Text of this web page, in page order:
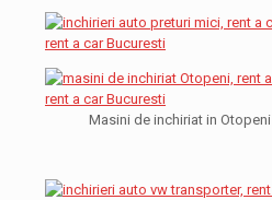
Masini de inchiriat in